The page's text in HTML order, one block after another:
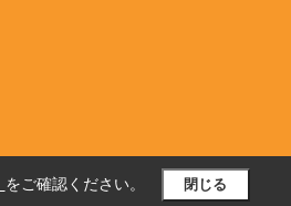
をご確認ください。 閉じる